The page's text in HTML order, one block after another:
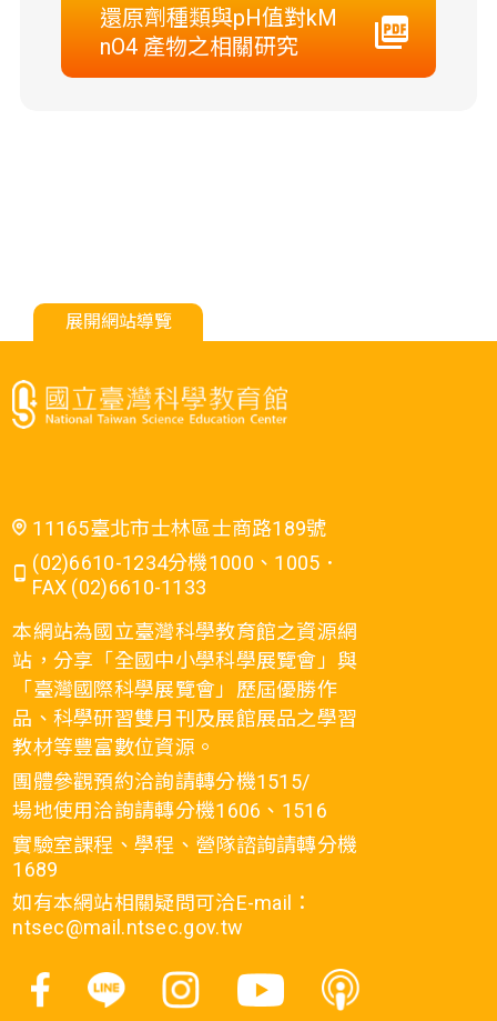
還原劑種類與pH值對kM
nO4 產物之相關研究
展開網站導覽
11165臺北市士林區士商路189號
(02)6610-1234分機1000、1005．
FAX (02)6610-1133
本網站為國立臺灣科學教育館之資源網
站，分享「全國中小學科學展覽會」與
「臺灣國際科學展覽會」歷屆優勝作
品、科學研習雙月刊及展館展品之學習
教材等豐富數位資源。
團體參觀預約洽詢請轉分機1515/
場地使用洽詢請轉分機1606、1516
實驗室課程、學程、營隊諮詢請轉分機
1689
如有本網站相關疑問可洽E-mail：
ntsec@mail.ntsec.gov.tw